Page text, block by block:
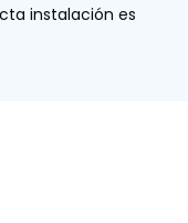
instalación es